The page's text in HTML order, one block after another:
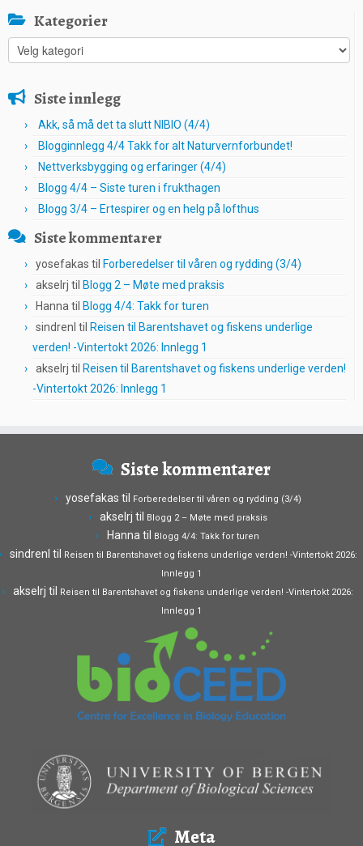
Kategorier
Kategorier
Siste innlegg
Akk, så må det ta slutt NIBIO (4/4)
Blogginnlegg 4/4 Takk for alt Naturvernforbundet!
Nettverksbygging og erfaringer (4/4)
Blogg 4/4 – Siste turen i frukthagen
Blogg 3/4 – Ertespirer og en helg på lofthus
Siste kommentarer
yosefakas til Forberedelser til våren og rydding (3/4)
akselrj til Blogg 2 – Møte med praksis
Hanna til Blogg 4/4: Takk for turen
sindrenl til Reisen til Barentshavet og fiskens underlige
verden! -Vintertokt 2026: Innlegg 1
akselrj til Reisen til Barentshavet og fiskens underlige verden!
-Vintertokt 2026: Innlegg 1
Siste kommentarer
yosefakas til Forberedelser til våren og rydding (3/4)
akselrj til Blogg 2 – Møte med praksis
Hanna til Blogg 4/4: Takk for turen
sindrenl til Reisen til Barentshavet og fiskens underlige verden! -Vintertokt 2026:
Innlegg 1
akselrj til Reisen til Barentshavet og fiskens underlige verden! -Vintertokt 2026:
Innlegg 1
Meta